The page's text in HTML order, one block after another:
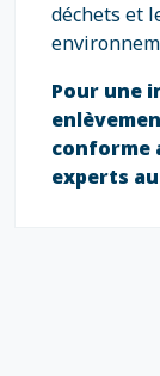
déchets et
Pour une
conforme
experts au